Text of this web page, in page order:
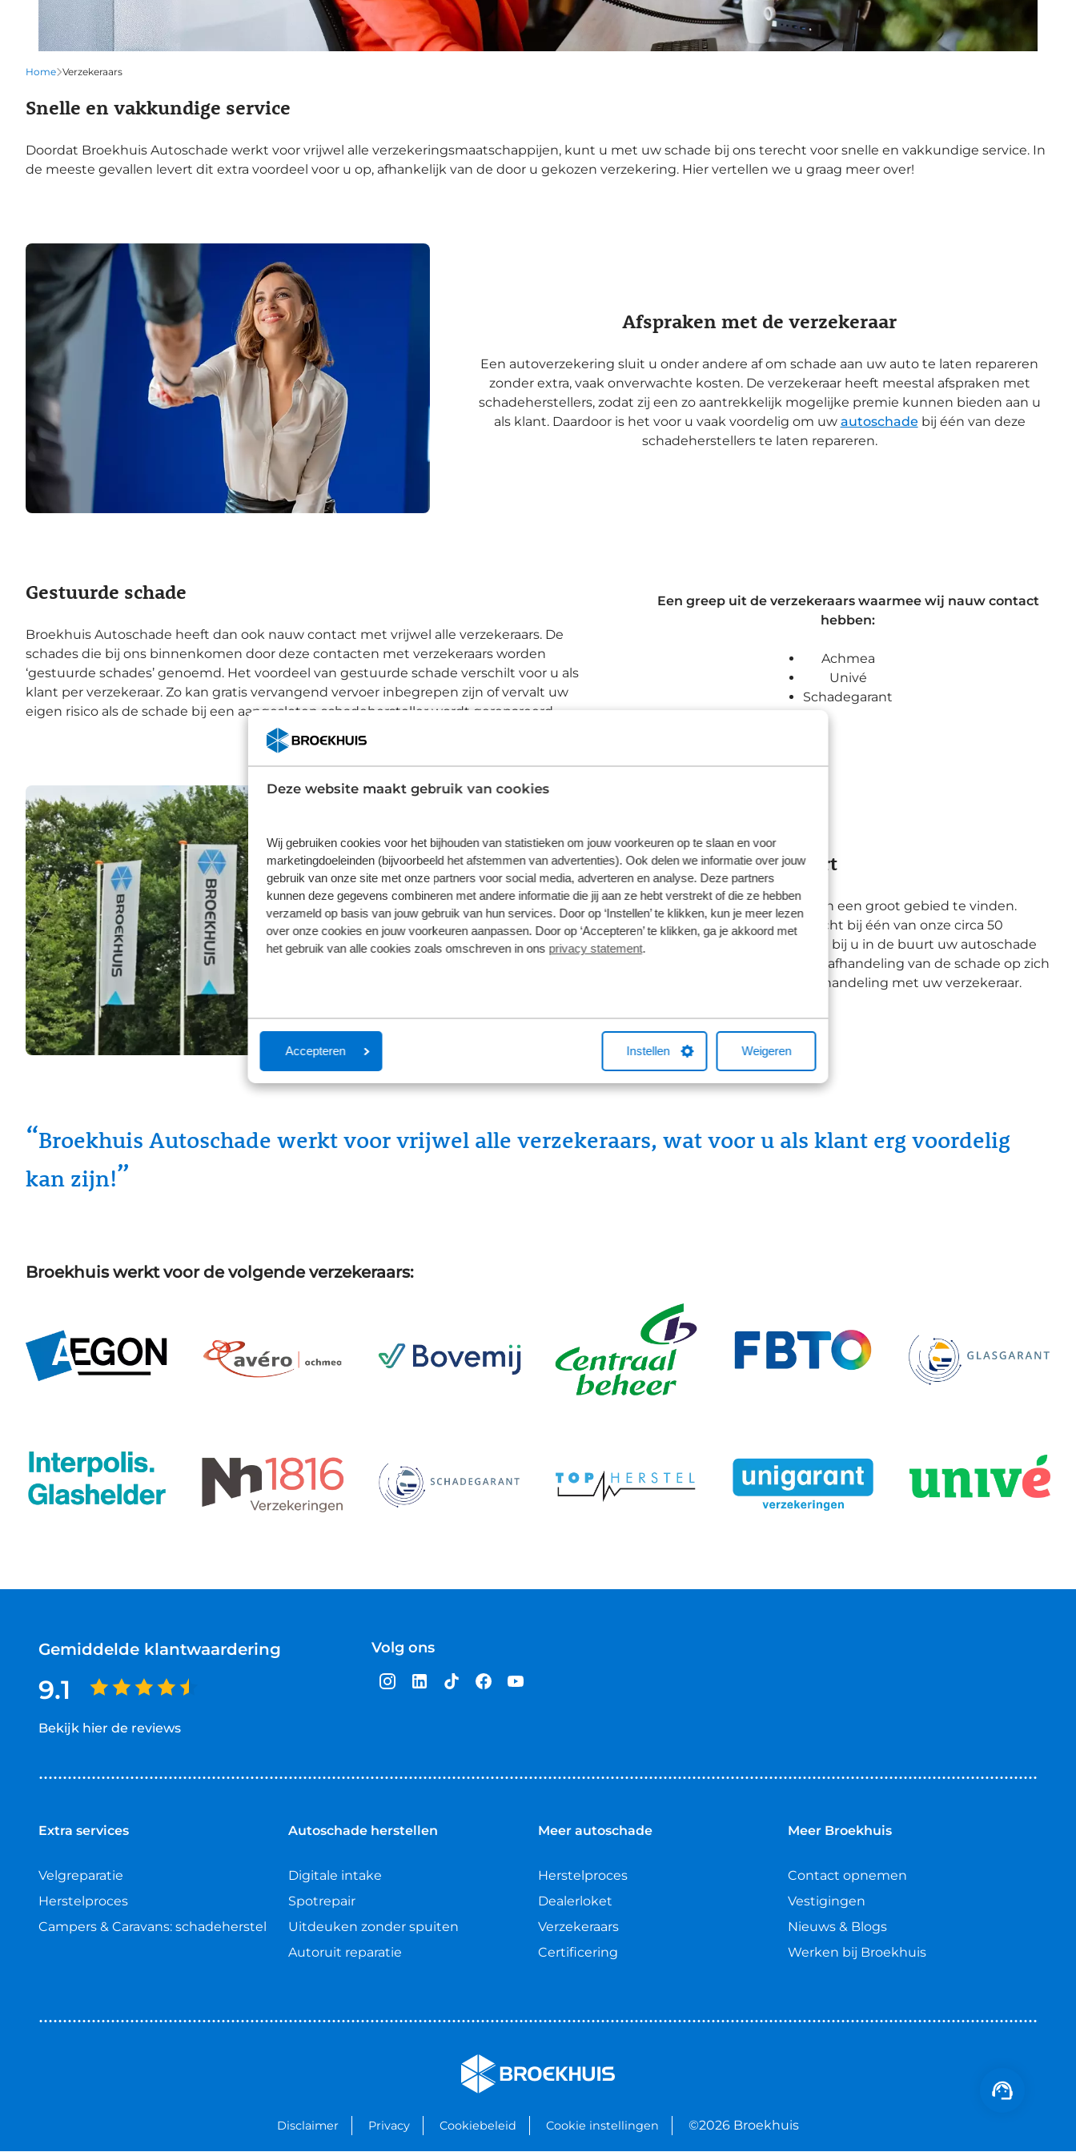
Deze website maakt gebruik van cookies
Wij gebruiken cookies voor het bijhouden van statistieken om jouw voorkeuren op te slaan en voor
marketingdoeleinden (bijvoorbeeld het afstemmen van advertenties). Ook delen we informatie over jouw
gebruik van onze site met onze partners voor social media, adverteren en analyse. Deze partners
kunnen deze gegevens combineren met andere informatie die jij aan ze hebt verstrekt of die ze hebben
verzameld op basis van jouw gebruik van hun services. Door op ‘Instellen’ te klikken, kun je meer lezen
over onze cookies en jouw voorkeuren aanpassen. Door op ‘Accepteren’ te klikken, ga je akkoord met
het gebruik van alle cookies zoals omschreven in ons privacy statement.
Accepteren Instellen Weigeren
Home Verzekeraars
Snelle en vakkundige service
Doordat Broekhuis Autoschade werkt voor vrijwel alle verzekeringsmaatschappijen, kunt u met uw schade bij ons terecht voor snelle en vakkundige service. In
de meeste gevallen levert dit extra voordeel voor u op, afhankelijk van de door u gekozen verzekering. Hier vertellen we u graag meer over!
Afspraken met de verzekeraar
Een autoverzekering sluit u onder andere af om schade aan uw auto te laten repareren
zonder extra, vaak onverwachte kosten. De verzekeraar heeft meestal afspraken met
schadeherstellers, zodat zij een zo aantrekkelijk mogelijke premie kunnen bieden aan u
als klant. Daardoor is het voor u vaak voordelig om uw autoschade bij één van deze
schadeherstellers te laten repareren.
Gestuurde schade
Broekhuis Autoschade heeft dan ook nauw contact met vrijwel alle verzekeraars. De
schades die bij ons binnenkomen door deze contacten met verzekeraars worden
‘gestuurde schades’ genoemd. Het voordeel van gestuurde schade verschilt voor u als
klant per verzekeraar. Zo kan gratis vervangend vervoer inbegrepen zijn of vervalt uw
eigen risico als de schade bij een aangesloten schadehersteller wordt gerepareerd.
Een greep uit de verzekeraars waarmee wij nauw contact
hebben:
Achmea
Univé
Schadegarant
Altijd in de buurt
Met 15 Broekhuis Autoschade vestigingen zijn wij in een groot gebied te vinden.
Daarnaast kunt u met uw schade ook altijd terecht bij één van onze circa 50
dealervestigingen, via het Dealerloket. Zo kunt u altijd bij u in de buurt uw autoschade
melden. De collega’s van Broekhuis zullen onderling de afhandeling van de schade op zich
nemen en waar mogelijk ook de administratieve afhandeling met uw verzekeraar.
Broekhuis Autoschade werkt voor vrijwel alle verzekeraars, wat voor u als klant erg voordelig
kan zijn!
Broekhuis werkt voor de volgende verzekeraars:
Gemiddelde klantwaardering
9.1
Bekijk hier de reviews
van
Volg ons
Extra services
Velgreparatie
Herstelproces
Campers & Caravans: schadeherstel
Autoschade herstellen
Digitale intake
Spotrepair
Uitdeuken zonder spuiten
Autoruit reparatie
Meer autoschade
Herstelproces
Dealerloket
Verzekeraars
Certificering
Meer Broekhuis
Contact opnemen
Vestigingen
Nieuws & Blogs
Werken bij Broekhuis
Disclaimer Privacy Cookiebeleid Cookie instellingen ©2026 Broekhuis